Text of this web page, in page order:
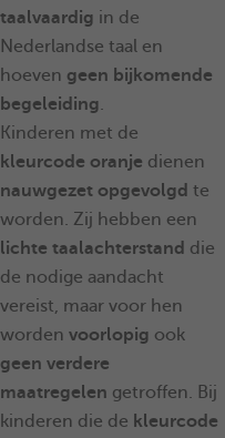
taalvaardig in de
Nederlandse taal en
hoeven geen bijkomende
begeleiding.
Kinderen met de
kleurcode oranje dienen
nauwgezet opgevolgd te
worden. Zij hebben een
lichte taalachterstand die
de nodige aandacht
vereist, maar voor hen
worden voorlopig ook
geen verdere
maatregelen getroffen. Bij
kinderen die de kleurcode